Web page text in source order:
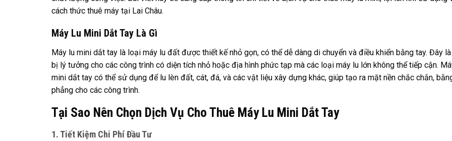
cách thức thuê máy tại Lai Châu.
Máy Lu Mini Dắt Tay Là Gì
Máy lu mini dắt tay là loại máy lu đất được thiết kế nhỏ gọn, có thể dễ dàng di chuyển và điều khiển bằng tay. Đây
bị lý tưởng cho các công trình có diện tích nhỏ hoặc địa hình phức tạp mà các loại máy lu lớn không thể tiếp cận.
mini dắt tay có thể sử dụng để lu lèn đất, cát, đá, và các vật liệu xây dựng khác, giúp tạo ra mặt nền chắc chắn,
phẳng cho các công trình.
Tại Sao Nên Chọn Dịch Vụ Cho Thuê Máy Lu Mini Dắt Tay
1. Tiết Kiệm Chi Phí Đầu Tư